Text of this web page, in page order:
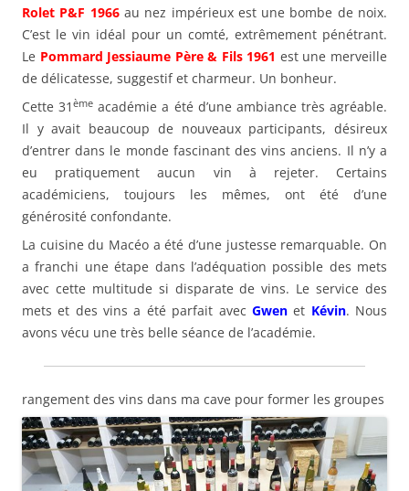
Rolet P&F 1966au nez impérieux est une bombe de noix.
C’est le vin idéal pour un comté, extrêmement pénétrant.
Le Pommard Jessiaume Père & Fils 1961 est une merveille
de délicatesse, suggestif et charmeur. Un bonheur.
Cette 31ème académie a été d’une ambiance très agréable.
Il y avait beaucoup de nouveaux participants, désireux
d’entrer dans le monde fascinant des vins anciens. Il n’y a
eu pratiquement aucun vin à rejeter. Certains
académiciens, toujours les mêmes, ont été d’une
générosité confondante.
La cuisine du Macéo a été d’une justesse remarquable. On
a franchi une étape dans l’adéquation possible des mets
avec cette multitude si disparate de vins. Le service des
mets et des vins a été parfait avec Gwenet Kévin. Nous
avons vécu une très belle séance de l’académie.
rangement des vins dans ma cave pour former les groupes